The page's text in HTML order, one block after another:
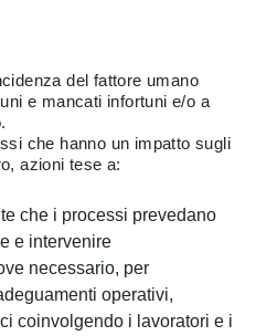
del fattore umano
e mancati infortuni e/o a
che hanno un impatto sugli
azioni tese a:
che i processi prevedano
e intervenire
necessario, per
operativi,
coinvolgendo i lavoratori e i